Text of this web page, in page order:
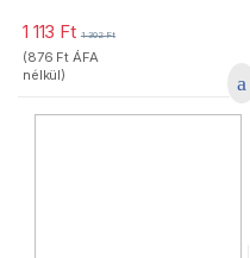
1 113 Ft 1 302Ft
(876 Ft ÁFA
nélkül)